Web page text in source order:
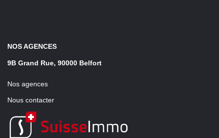
NOS AGENCES
9B Grand Rue, 90000 Belfort
Nos agences
Nous contacter